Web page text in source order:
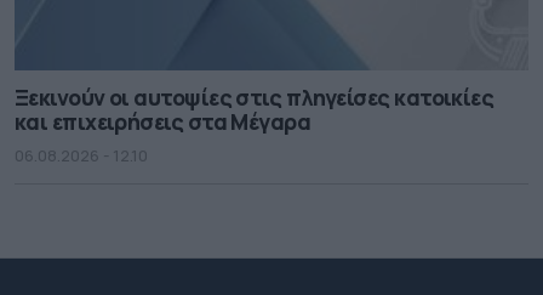
Ξεκινούν οι αυτοψίες στις πληγείσες κατοικίες
και επιχειρήσεις στα Μέγαρα
06.08.2026 - 12.10